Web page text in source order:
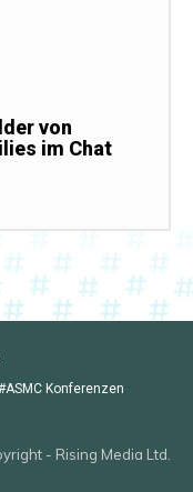
von
im Chat
Konferenzen
- Rising Media Ltd.